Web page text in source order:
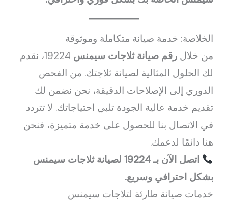
الخلاصة: خدمة صيانة متكاملة وموثوقة
من خلالرقم صيانة ثلاجات سيمنس
19224، نقدم
لك الحلول المثالية لصيانة ثلاجتك. من الفحص
الدوري إلى الإصلاحات الدقيقة، نحن نضمن لك
تقديم خدمة عالية الجودة تلبي احتياجاتك. لا تتردد
في الاتصال بنا للحصول على خدمة متميزة، فنحن
هنا دائمًا لدعمك.
اتصل الآن بـ 19224 لصيانة ثلاجات سيمنس
بشكل احترافي وسريع.
خدمات صيانة طارئة لتلاجات سيمنس